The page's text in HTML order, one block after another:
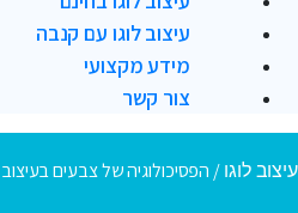
עיצוב לוגו עם קנבה
מידע מקצועי
צור קשר
עיצוב לוגו / הפסיכולוגיה של צבעים בעיצוב